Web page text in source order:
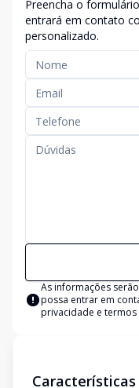
Preencha o
entrará em contato
personalizado.
As informações
possa entrar em
privacidade e termos
Características